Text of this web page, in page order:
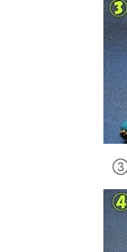
③